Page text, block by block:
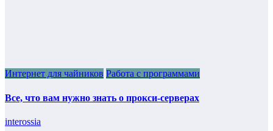
Интернет для чайников Работа с программами
Все, что вам нужно знать о прокси-серверах
interossia